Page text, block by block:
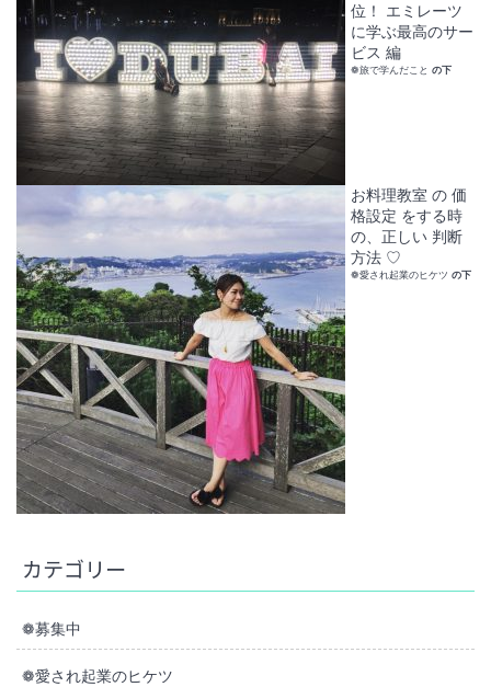
位！ エミレーツ
に学ぶ最高のサー
ビス 編
❁旅で学んだこと の下
お料理教室 の 価
格設定 をする時
の、正しい 判断
方法 ♡
❁愛され起業のヒケツ の下
カテゴリー
❁募集中
❁愛され起業のヒケツ